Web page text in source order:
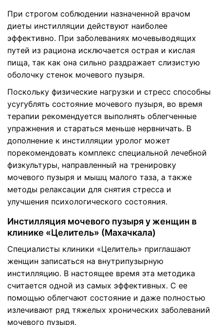
При строгом соблюдении назначенной врачом
диеты инстилляции действуют наиболее
эффективно. При заболеваниях мочевыводящих
путей из рациона исключается острая и кислая
пища, так как она сильно раздражает слизистую
оболочку стенок мочевого пузыря.
Поскольку физические нагрузки и стресс способны
усугублять состояние мочевого пузыря, во время
терапии рекомендуется выполнять облегченные
упражнения и стараться меньше нервничать. В
дополнение к инстилляции уролог может
порекомендовать комплекс специальной лечебной
физкультуры, направленный на тренировку
мочевого пузыря и мышц малого таза, а также
методы релаксации для снятия стресса и
улучшения психологического состояния.
Инстилляция мочевого пузыря у женщин в
клинике «Целитель» (Махачкала)
Специалисты клиники «Целитель» приглашают
женщин записаться на внутрипузырную
инстилляцию. В настоящее время эта методика
считается одной из самых эффективных. С ее
помощью облегчают состояние и даже полностью
излечивают ряд тяжелых хронических заболеваний
мочевого пузыря.